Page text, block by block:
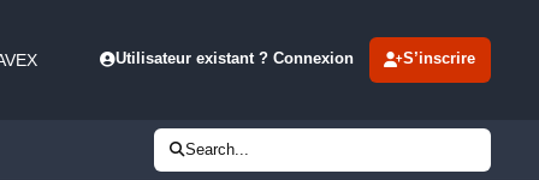
Utilisateur existant ? Connexion S’inscrire
Search...